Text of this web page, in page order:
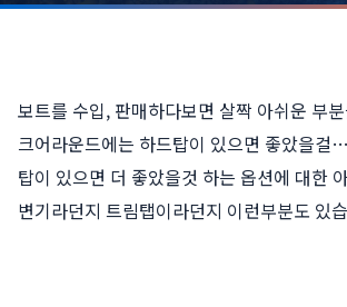
보트를 수입, 판매하다보면 살짝 아쉬운 부
크어라운드에는 하드탑이 있으면 좋았을걸
탑이 있으면 더 좋았을것 하는 옵션에 대한
변기라던지 트림탭이라던지 이런부분도 있